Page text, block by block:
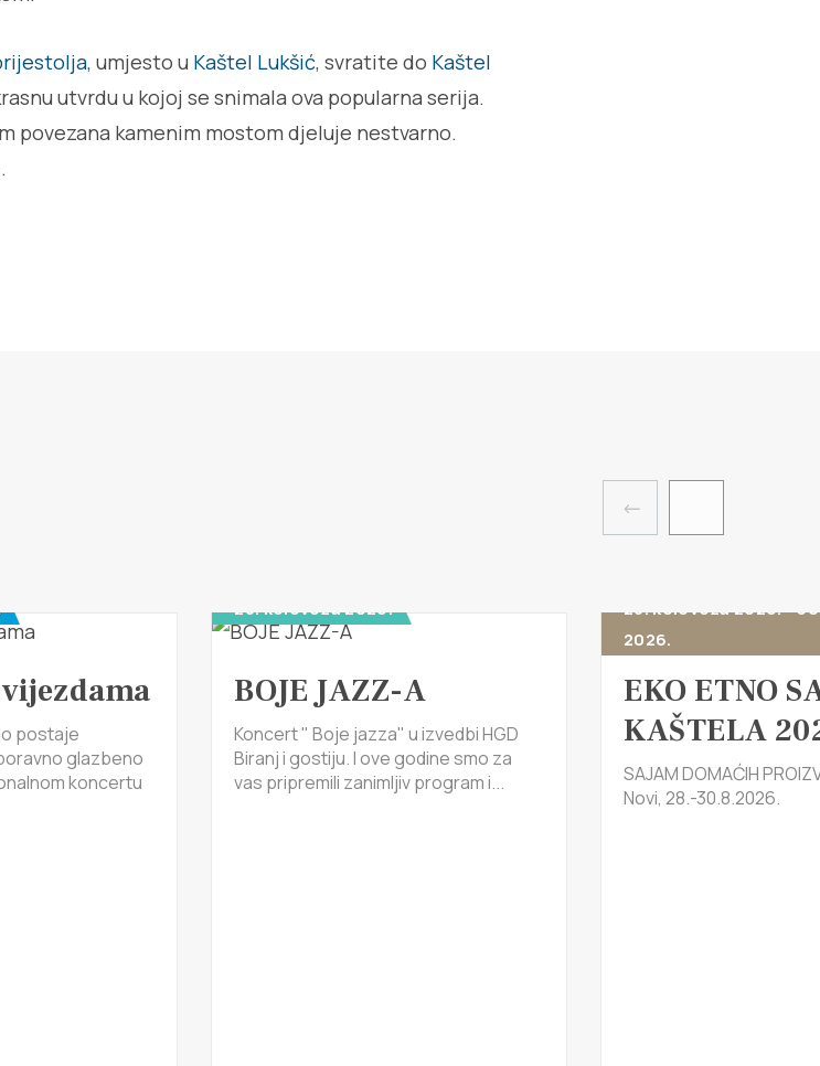
, umjesto u Kaštel Lukšić, svratite do Kaštel
utvrdu u kojoj se snimala ova popularna serija.
povezana kamenim mostom djeluje nestvarno.
postaje
glazbeno
koncertu
28. kolovoza 2026.
BOJE JAZZ-A
Koncert " Boje jazza" u izvedbi HGD
Biranj i gostiju. I ove godine smo za
vas pripremili zanimljiv program i...
28. kolovoza 2026. -
2026.
EKO ETNO
KAŠTELA
SAJAM DOMAĆIH
Novi, 28.-30.8.2026.